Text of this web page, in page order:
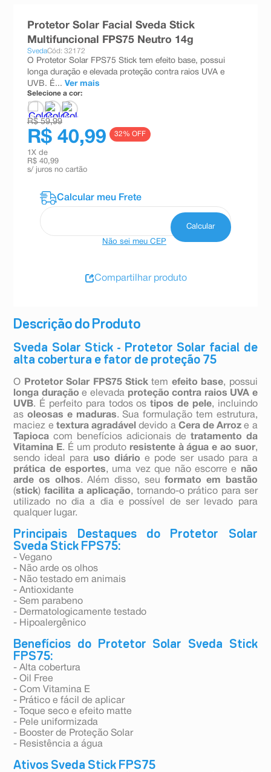
Descrição do Produto
Sveda Solar Stick - Protetor Solar facial de
alta cobertura e fator de proteção 75
O Protetor Solar FPS75 Stick tem efeito base, possui
longa duração e elevada proteção contra raios UVA e
UVB. É perfeito para todos ostipos de pele, incluindo
asoleosas e maduras. Sua formulação tem estrutura,
maciez e textura agradável devido a Cera de Arroz e a
Tapioca com benefícios adicionais de tratamento da
Vitamina E. É um produto resistente à água e ao suor,
sendo ideal para uso diário e pode ser usado para a
prática de esportes, uma vez que não escorre e não
arde os olhos. Além disso, seuformato em bastão
(stick) facilita a aplicação, tornando-o prático para ser
utilizado no dia a dia e possível de ser levado para
qualquer lugar.
Principais Destaques do Protetor Solar
Sveda Stick FPS75:
- Vegano
- Não arde os olhos
- Não testado em animais
- Antioxidante
- Sem parabeno
- Dermatologicamente testado
- Hipoalergênico
Benefícios do Protetor Solar Sveda Stick
FPS75:
- Alta cobertura
- Oil Free
- Com Vitamina E
- Prático e fácil de aplicar
- Toque seco e efeito matte
- Pele uniformizada
- Booster de Proteção Solar
- Resistência a água
Ativos Sveda Stick FPS75
Protetor Solar Facial Sveda Stick
Multifuncional FPS75 Neutro 14g
SvedaCód: 32172
O Protetor Solar FPS75 Stick tem efeito base, possui
longa duração e elevada proteção contra raios UVA e
UVB. É... Ver mais
Selecione a cor:
R$ 59,99
R$ 40,99 32% OFF
1 X de
R$ 40,99
s/ juros no cartão
Não sei meu CEP
Compartilhar produto
absorvente
10ºshampoo